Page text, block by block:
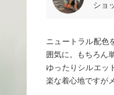
ショ
ニュートラル配色
囲気に。もちろん
ゆったりシルエッ
楽な着心地ですが